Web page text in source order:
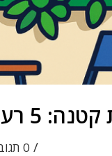
צמחייה ותאורה
/ 0 תגובות